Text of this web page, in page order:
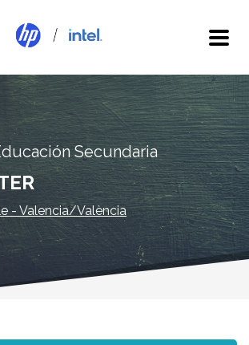
Secundaria
- Valencia/València